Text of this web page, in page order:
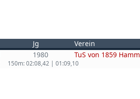
Jg Verein
1980 TuS von 1859 Hamm
150m: 02:08,42 | 01:09,10